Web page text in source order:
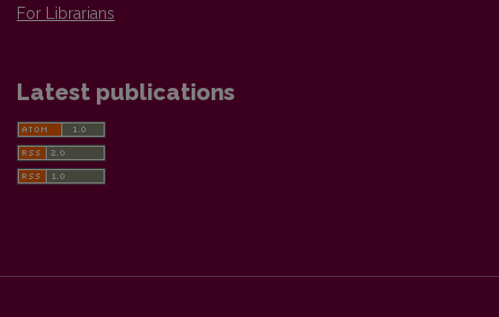
For Librarians
Latest publications